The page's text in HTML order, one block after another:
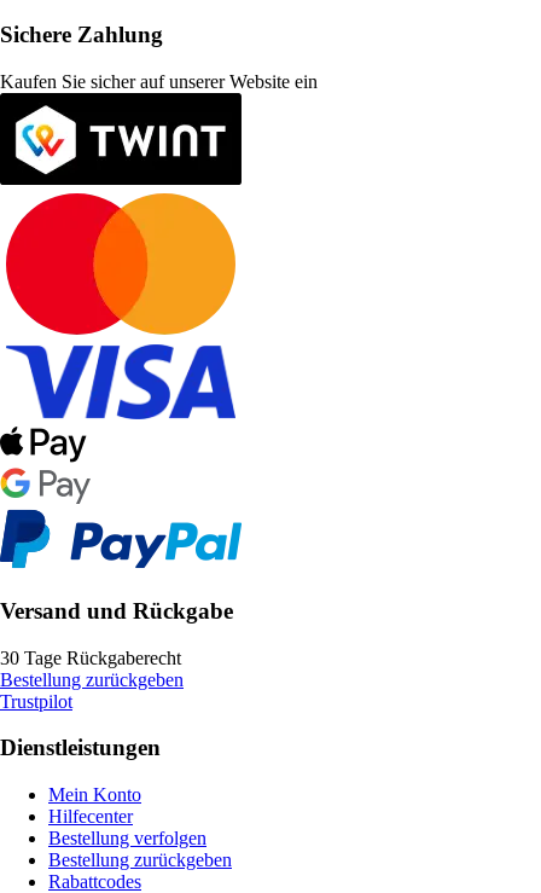
Sichere Zahlung
Kaufen Sie sicher auf unserer Website ein
Versand und Rückgabe
30 Tage Rückgaberecht
Bestellung zurückgeben
Trustpilot
Dienstleistungen
Mein Konto
Hilfecenter
Bestellung verfolgen
Bestellung zurückgeben
Rabattcodes